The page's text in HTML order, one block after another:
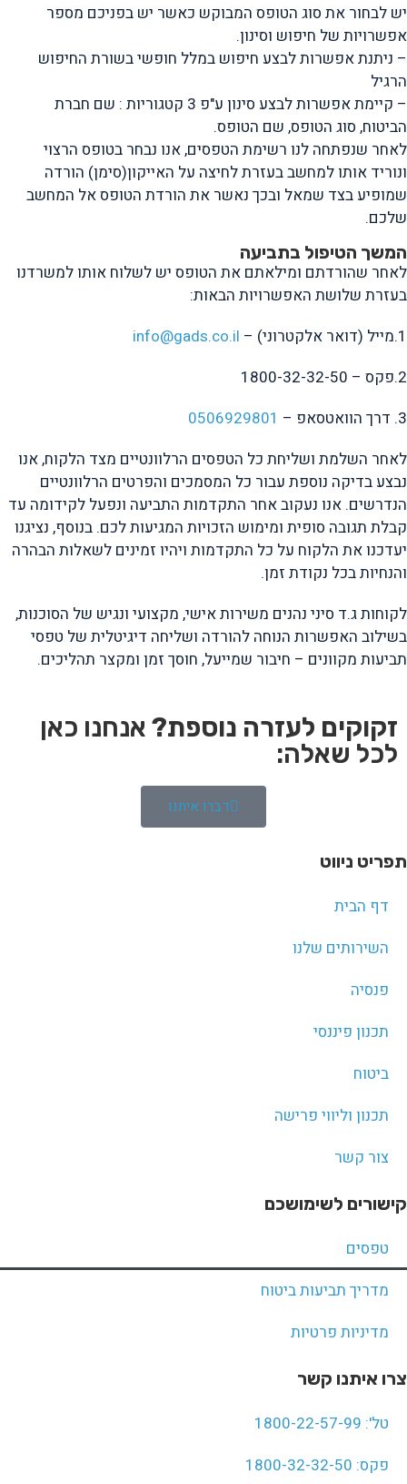
יש לבחור את סוג הטופס המבוקש כאשר יש בפניכם מספר
אפשרויות של חיפוש וסינון.
– ניתנת אפשרות לבצע חיפוש במלל חופשי בשורת החיפוש
הרגיל
– קיימת אפשרות לבצע סינון ע"פ 3 קטגוריות : שם חברת
הביטוח, סוג הטופס, שם הטופס.
לאחר שנפתחה לנו רשימת הטפסים, אנו נבחר בטופס הרצוי
ונוריד אותו למחשב בעזרת לחיצה על האייקון(סימן) הורדה
שמופיע בצד שמאל ובכך נאשר את הורדת הטופס אל המחשב
שלכם.
המשך הטיפול בתביעה
לאחר שהורדתם ומילאתם את הטופס יש לשלוח אותו למשרדנו
בעזרת שלושת האפשרויות הבאות:
1.מייל (דואר אלקטרוני) –
info@gads.co.il
2.פקס – 1800-32-32-50
3. דרך הוואטסאפ –
0506929801
לאחר השלמת ושליחת כל הטפסים הרלוונטיים מצד הלקוח, אנו
נבצע בדיקה נוספת עבור כל המסמכים והפרטים הרלוונטיים
הנדרשים. אנו נעקוב אחר התקדמות התביעה ונפעל לקידומה עד
קבלת תגובה סופית ומימוש הזכויות המגיעות לכם. בנוסף, נציגנו
יעדכנו את הלקוח על כל התקדמות ויהיו זמינים לשאלות הבהרה
והנחיות בכל נקודת זמן.
לקוחות ג.ד סיני נהנים משירות אישי, מקצועי ונגיש של הסוכנות,
בשילוב האפשרות הנוחה להורדה ושליחה דיגיטלית של טפסי
תביעות מקוונים – חיבור שמייעל, חוסך זמן ומקצר תהליכים.
זקוקים לעזרה נוספת? אנחנו כאן
לכל שאלה:
דברו איתנו
תפריט ניווט
דף הבית
השירותים שלנו
פנסיה
תכנון פיננסי
ביטוח
תכנון וליווי פרישה
צור קשר
קישורים לשימושכם
טפסים
מדריך תביעות ביטוח
מדיניות פרטיות
צרו איתנו קשר
טל': 1800-22-57-99
פקס: 1800-32-32-50